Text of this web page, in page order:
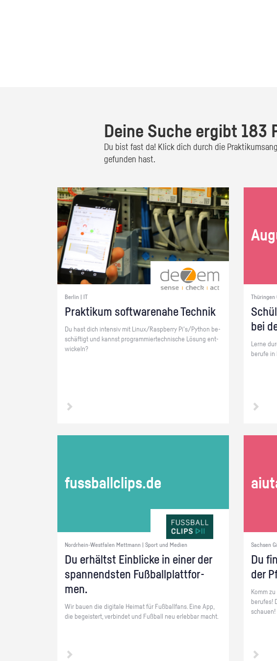
Deine Suche ergibt 183
Du bist fast da! Klick dich durch die
gefunden hast.
Berlin | IT
Prak­ti­kum soft­ware­na­he Tech­nik
Du hast dich in­ten­siv mit Linux/Raspber­ry Pi's/Py­thon be­
schäf­tigt und kannst pro­gram­mier­tech­ni­sche Lö­sung ent­
wi­ckeln?
Thüringen
bei
Lerne
be­ru­fe in
fuss­ball­clips.de
Nordrhein-Westfalen Mettmann | Sport und Medien
Du er­hältst Ein­bli­cke in einer der
span­nends­ten Fuß­ball­platt­for­
men.
Wir bauen die di­gi­ta­le Hei­mat für Fuß­ball­fans. Eine App,
die be­geis­tert, ver­bin­det und Fuß­ball neu er­leb­bar macht.
Sachsen
Du
der
Komm
be­ru­fes!
schau­en!